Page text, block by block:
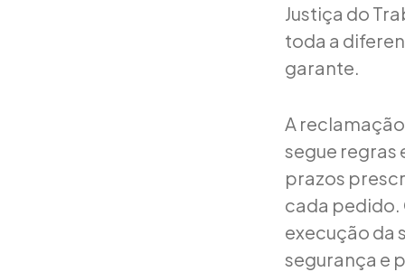
Justiça do
toda a
garante.
A
segue regras
prazos
cada pedido.
execução da
segurança e